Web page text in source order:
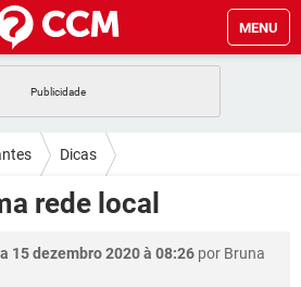
MENU
FACEBOOK
EXCEL
WHATSAPP
FACEBOOK
EXCEL
Dicas
rede local
15 dezembro 2020 à 08:26 por Bruna